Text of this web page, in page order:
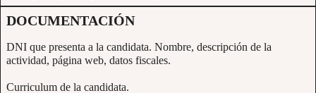
DOCUMENTACIÓN
DNI que presenta a la candidata. Nombre, descripción de la
actividad, página web, datos fiscales.
Curriculum de la candidata.